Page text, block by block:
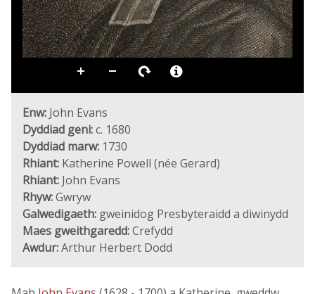
Enw: John Evans
Dyddiad geni:c. 1680
Dyddiad marw: 1730
Rhiant: Katherine Powell (née Gerard)
Rhiant: John Evans
Rhyw:Gwryw
Galwedigaeth: gweinidog Presbyteraidd a diwinydd
Maes gweithgaredd:Crefydd
Awdur:Arthur Herbert Dodd